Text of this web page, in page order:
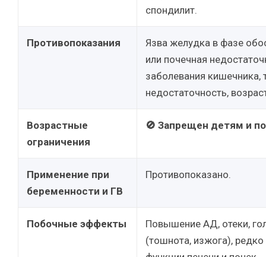
спондилит.
Противопоказания
Язва желудка в фазе
или почечная
заболевания кишечника,
недостаточность,
Возрастные
ограничения
🚫 Запрещен детям и
Применение при
беременности и ГВ
Противопоказано.
Побочные эффекты
Повышение АД, отеки,
(тошнота, изжога),